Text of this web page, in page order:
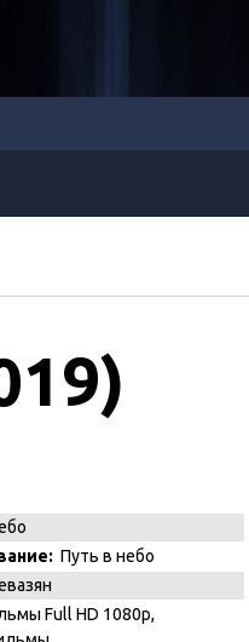
Путь в небо
Full HD 1080p,